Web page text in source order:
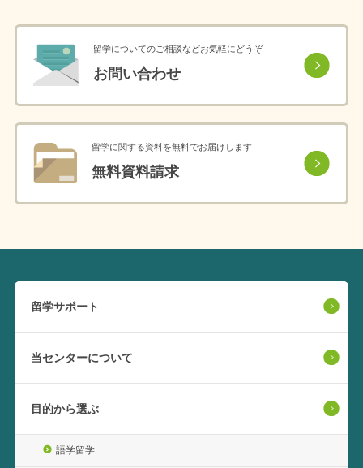
留学についてのご相談などお気軽にどうぞ
お問い合わせ
留学に関する資料を無料でお届けします
無料資料請求
留学サポート
当センターについて
目的から選ぶ
語学留学